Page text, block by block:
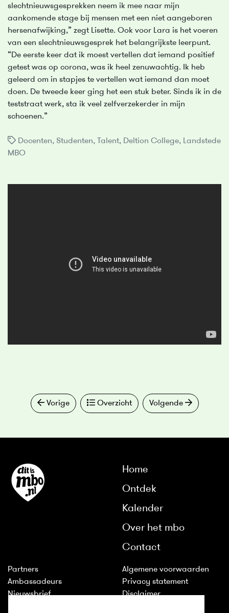
slechtnieuwsgesprekken neem ik mee naar mijn
aankomende stage bij mensen met een niet aangeboren
hersenafwijking,” zegt Lisette. Ook voor Lara is het voeren
van een slechtnieuwsgesprek het belangrijkste leerpunt.
“De eerste keer dat ik moest vertellen dat iemand positief
getest was op corona, was ik heel zenuwachtig. Ik heb
geleerd om in stapjes te vertellen wat iemand dan moet
doen. De tweede keer ging het een stuk beter. Sinds ik in de
teststraat werk, sta ik veel zelfverzekerder in mijn
schoenen.”
Docenten, Studenten, Talent, Deltion College, Landstede
MBO
Vorige Overzicht Volgende
Home
Ontdek
Kalender
Over het mbo
Contact
Partners
Ambassadeurs
Nieuwsbrief
Algemene voorwaarden
Privacy statement
Disclaimer